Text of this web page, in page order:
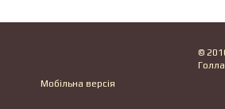
Мобільна версія
©